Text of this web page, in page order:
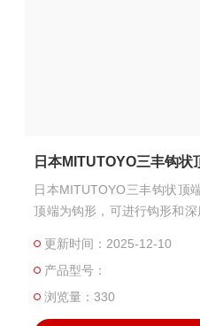
日本MITUTOYO三丰钩状
日本MITUTOYO三丰钩状顶
顶端为钩形，可进行钩形和深
● 可以安装加长基座。
更新时间：2025-12-10
产品型号：
浏览量：330